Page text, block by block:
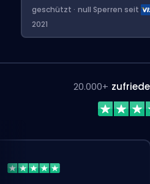
geschützt · null Sperren seit
2021
20.000+